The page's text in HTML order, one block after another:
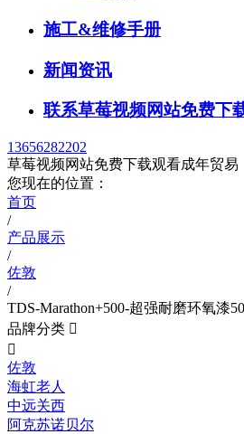
施工&维修手册
新闻资讯
联系草莓视频网站免费下
13656282202
草莓视频网站免费下载观看成年贸易
您现在的位置：
首页
/
产品展示
/
佐敦
/
TDS-Marathon+500-超强耐磨环氧漆
品牌分类 

佐敦
海虹老人
中远关西
阿克苏诺贝尔